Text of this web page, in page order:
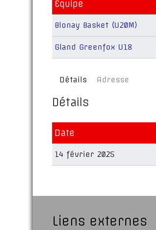
Équipe
Blonay Basket (U20M)
Gland Greenfox U18
Détails Adresse
Détails
Date
14 février 2025
Liens externes